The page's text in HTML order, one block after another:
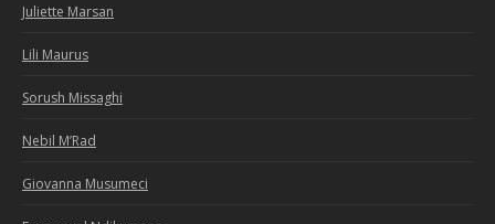
Juliette Marsan
Lili Maurus
Sorush Missaghi
Nebil M’Rad
Giovanna Musumeci